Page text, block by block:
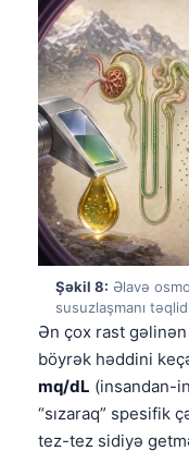
Şəkil 8: Əlavə
susuzlaşmanı
Ən çox rast gəlinən
böyrək həddini
mq/dL (insandan-
“sızaraq” spesifik
tez-tez sidiyə
Nederlands
हिन्दी
Bahasa
Հայերեն
Íslenska
Svenska
Bosanski
Eesti
日本語
Čeština
ქართული
Русский